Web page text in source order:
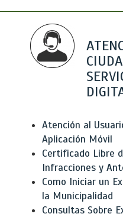
Atención al
Aplicación Móvil
Certificado Libre
Infracciones y
Como Iniciar un
la Municipalidad
Consultas Sobre